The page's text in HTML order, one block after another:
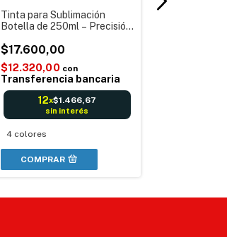
Tinta para Sublimación
Botella de 250ml – Precisión,
$17.600,00
$12.320,00 con
Transferencia bancaria
12x$1.466,67
sin interés
4 colores
COMPRAR